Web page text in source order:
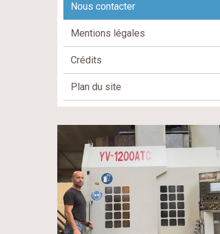
Nous contacter
Mentions légales
Crédits
Plan du site